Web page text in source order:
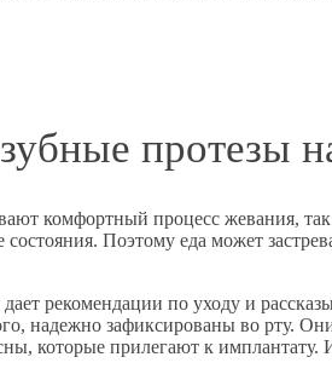
протезы
комфортный процесс жевания,
состояния. Поэтому еда может
рекомендации по уходу и
надежно зафиксированы во рту.
которые прилегают к